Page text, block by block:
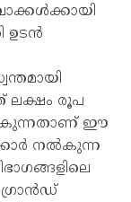
ഉടൻ
ലക്ഷം രൂപ
ഈ
നൽകുന്ന
ഗ്രാൻഡ്